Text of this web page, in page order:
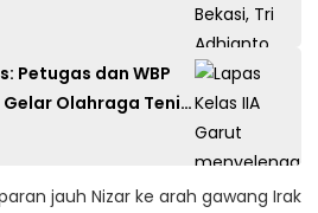
Petugas dan WBP
Olahraga Tenis
jauh Nizar ke arah gawang Irak